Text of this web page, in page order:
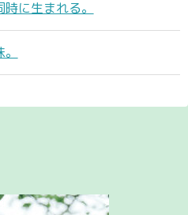
に生まれる。